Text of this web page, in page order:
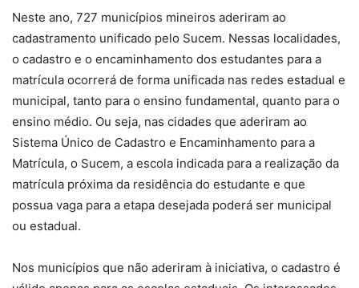
Neste ano, 727 municípios mineiros aderiram ao
cadastramento unificado pelo Sucem. Nessas localidades,
o cadastro e o encaminhamento dos estudantes para a
matrícula ocorrerá de forma unificada nas redes estadual e
municipal, tanto para o ensino fundamental, quanto para o
ensino médio. Ou seja, nas cidades que aderiram ao
Sistema Único de Cadastro e Encaminhamento para a
Matrícula, o Sucem, a escola indicada para a realização da
matrícula próxima da residência do estudante e que
possua vaga para a etapa desejada poderá ser municipal
ou estadual.
Nos municípios que não aderiram à iniciativa, o cadastro é